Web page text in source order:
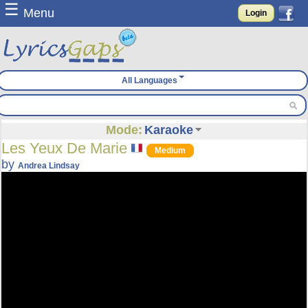
☰ Menu Login
All Languages
Mode: Karaoke
Les Yeux De Marie Medium
byAndrea Lindsay